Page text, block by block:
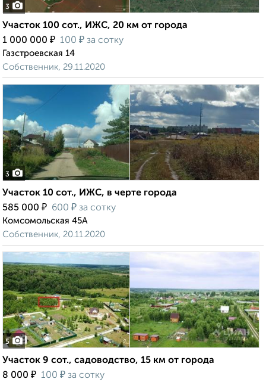
3
Участок 100 сот., ИЖС, 20 км от города
1 000 000 ₽ 100 ₽ за сотку
Газстроевская 14
Собственник, 29.11.2020
3
Участок 10 сот., ИЖС, в черте города
585 000 ₽ 600 ₽ за сотку
Комсомольская 45А
Собственник, 20.11.2020
5
Участок 9 сот., садоводство, 15 км от города
8 000 ₽ 100 ₽ за сотку